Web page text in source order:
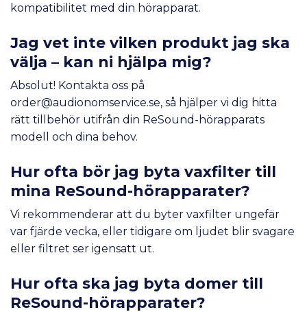
kompatibilitet med din hörapparat.
Jag vet inte vilken produkt jag ska
välja – kan ni hjälpa mig?
Absolut! Kontakta oss på
order@audionomservice.se, så hjälper vi dig hitta
rätt tillbehör utifrån din ReSound-hörapparats
modell och dina behov.
Hur ofta bör jag byta vaxfilter till
mina ReSound-hörapparater?
Vi rekommenderar att du byter vaxfilter ungefär
var fjärde vecka, eller tidigare om ljudet blir svagare
eller filtret ser igensatt ut.
Hur ofta ska jag byta domer till
ReSound-hörapparater?